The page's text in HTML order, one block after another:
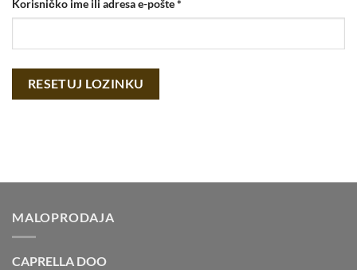
Korisničko ime ili adresa e-pošte*
RESETUJ LOZINKU
MALOPRODAJA
CAPRELLA DOO